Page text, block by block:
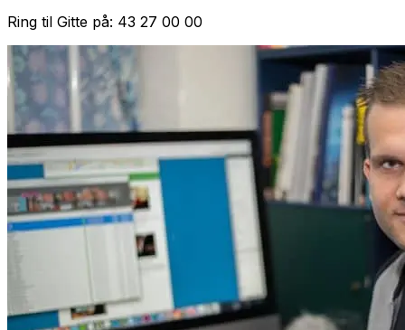
Ring til Gitte på: 43 27 00 00